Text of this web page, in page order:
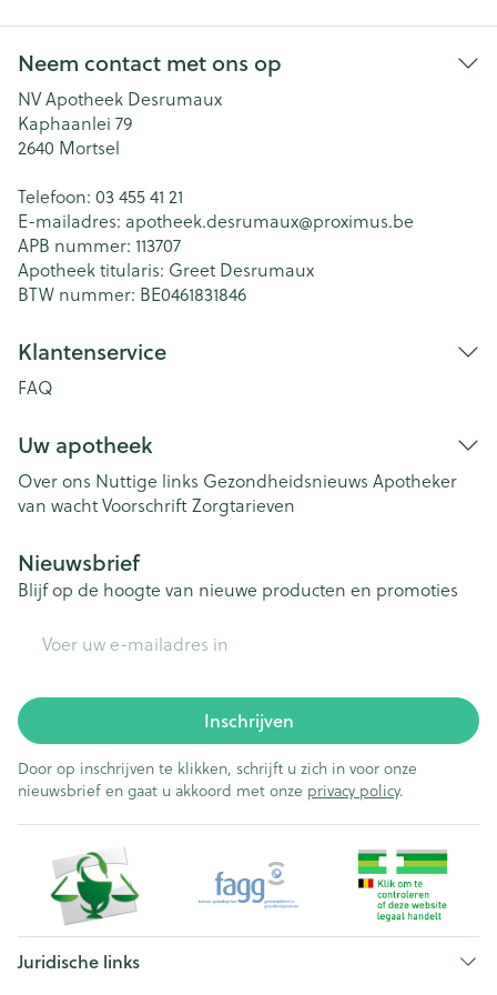
Neem contact met ons op
NV Apotheek Desrumaux
Kaphaanlei 79
2640 Mortsel
Telefoon: 03 455 41 21
E-mailadres: apotheek.desrumaux@proximus.be
APB nummer: 113707
Apotheek titularis: Greet Desrumaux
BTW nummer: BE0461831846
Klantenservice
FAQ
Uw apotheek
Over ons Nuttige links Gezondheidsnieuws Apotheker
van wachtVoorschriftZorgtarieven
Nieuwsbrief
Blijf op de hoogte van nieuwe producten en promoties
Inschrijven
Door op inschrijven te klikken, schrijft u zich in voor onze
nieuwsbrief en gaat u akkoord met onze privacy policy.
Juridische links